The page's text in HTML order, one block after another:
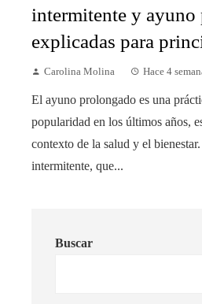
intermitente y ayuno
explicadas para
Carolina Molina Hace 4
El ayuno prolongado es una
popularidad en los últimos años,
contexto de la salud y el
intermitente, que...
Buscar